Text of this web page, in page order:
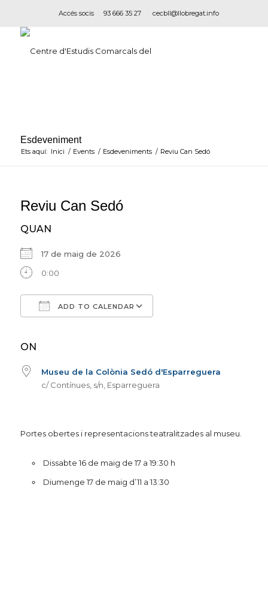
Accés socis 93 666 35 27 cecbll@llobregat.info
Ets aquí: Inici / Events / Esdeveniments / Reviu Can Sedó
Reviu Can Sedó
QUAN
17 de maig de 2026
0:00
ADD TO CALENDAR
ON
Museu de la Colònia Sedó d'Esparreguera
c/ Contínues, s/n, Esparreguera
Portes obertes i representacions teatralitzades al museu.
Dissabte 16 de maig de 17 a 19:30 h
Diumenge 17 de maig d’11 a 13:30